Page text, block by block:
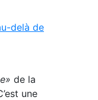
delà de
de la
une